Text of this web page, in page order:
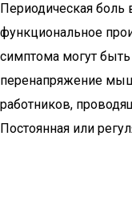
Периодическая боль
функциональное
симптома могут
перенапряжение
работников,
Постоянная или